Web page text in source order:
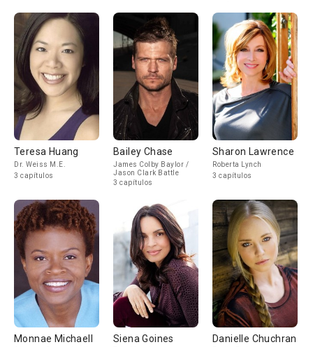
Teresa Huang
Dr. Weiss M.E.
3 capítulos
Bailey Chase
James Colby Baylor /
Jason Clark Battle
3 capítulos
Sharon Lawrence
Roberta Lynch
3 capítulos
Monnae Michaell Siena Goines Danielle Chuchran